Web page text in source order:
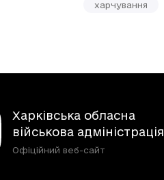
харчування
Харківська обласна
військова адміністрація
Офіційний веб-сайт